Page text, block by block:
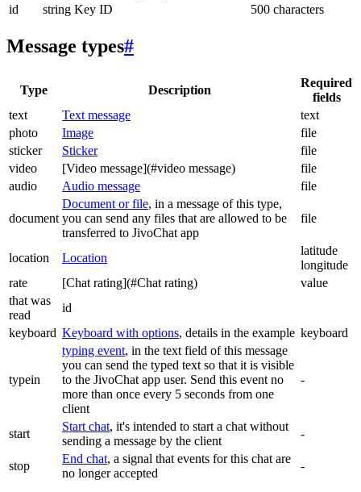
id
string Key ID 500 characters
Message types#
Type Description
Required
fields
text
Text message
text
photo
Image
file
sticker
Sticker
file
video
[Video message](#video message)
file
audio
Audio message file
document
Document or file, in a message of this type,
you can send any files that are allowed to be
transferred to JivoChat app
file
location Location
latitude
longitude
rate
[Chat rating](#Chat rating)
value
that was
read
id
keyboard Keyboard with options, details in the example keyboard
typein
typing event, in the text field of this message
you can send the typed text so that it is visible
to the JivoChat app user. Send this event no
more than once every 5 seconds from one
client
-
start
Start chat, it's intended to start a chat without
sending a message by the client
-
stop
End chat, a signal that events for this chat are
no longer accepted
-